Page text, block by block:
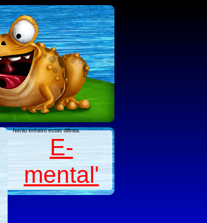
Neniu enhavo estas difinita.
E-
mental'